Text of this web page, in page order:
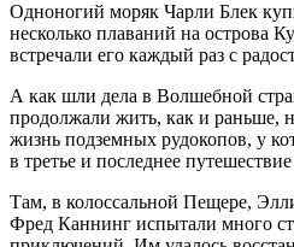
Одноногий моряк Чарли Блек
несколько плаваний на острова
встречали его каждый раз с
А как шли дела в Волшебной
продолжали жить, как и раньше,
жизнь подземных рудокопов, у
в третье и последнее
Там, в колоссальной Пещере,
Фред Каннинг испытали много